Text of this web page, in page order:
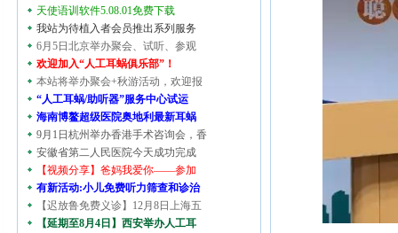
天使语训软件5.08.01免费下载
我站为待植入者会员推出系列服务
6月5日北京举办聚会、试听、参观
欢迎加入“人工耳蜗俱乐部”！
本站将举办聚会+秋游活动，欢迎报
“人工耳蜗/助听器”服务中心试运
海南博鳌超级医院奥地利最新耳蜗
9月1日杭州举办香港手术咨询会，香
安徽省第二人民医院今天成功完成
【视频分享】爸妈我爱你——参加
有新活动:小儿免费听力筛查和诊治
【迟放鲁免费义诊】12月8日上海五
【延期至8月4日】西安举办人工耳